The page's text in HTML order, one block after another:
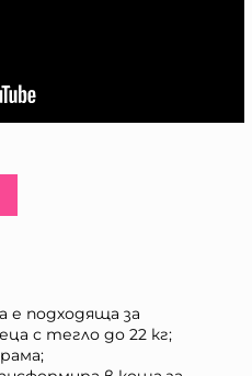
е подходяща за
с тегло до 22 кг;